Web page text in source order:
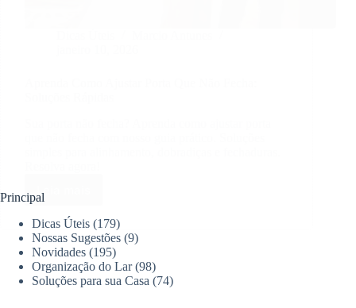
Leia mais
Ajustar
Porta
Que
Não
Fecha:
Principal
Dicas Úteis (179)
Nossas Sugestões (9)
Novidades (195)
Organização do Lar(98)
Soluções para sua Casa (74)